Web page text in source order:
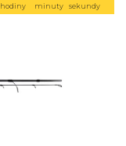
hodiny minuty sekundy